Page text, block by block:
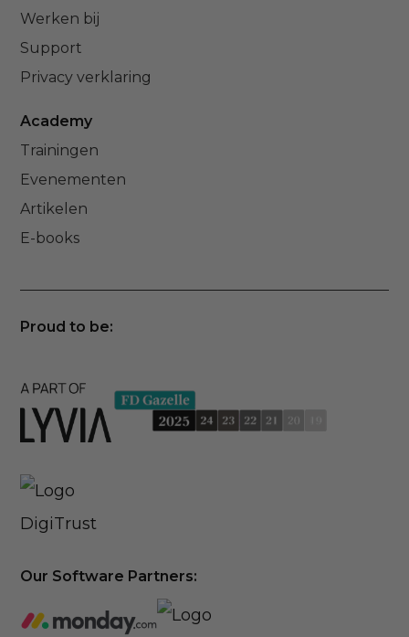
Werken bij
Support
Privacy verklaring
Academy
Trainingen
Evenementen
Artikelen
E-books
Proud to be:
Our Software Partners: